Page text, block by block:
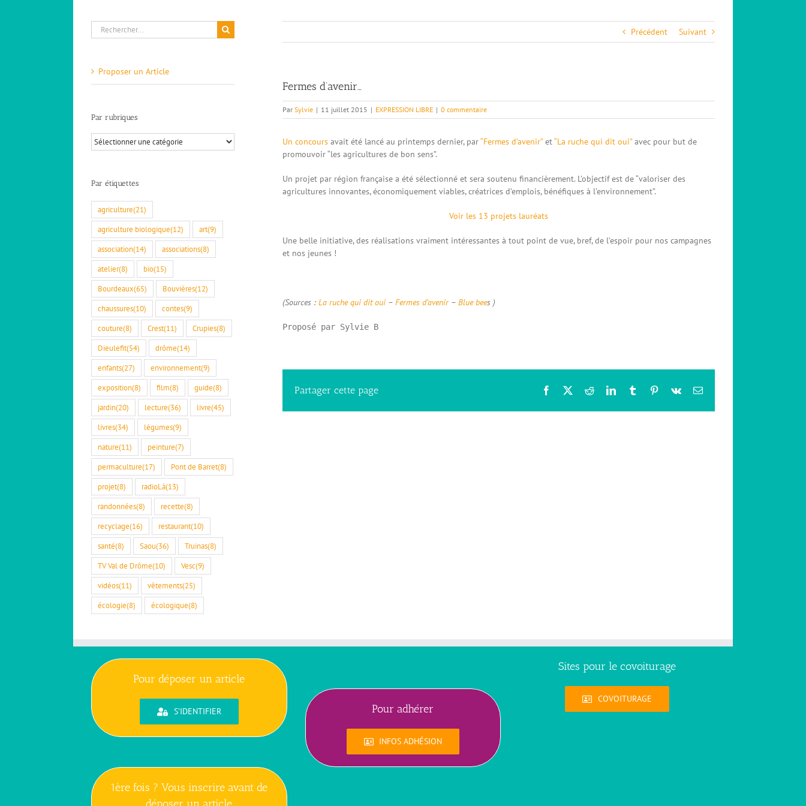
Précédent Suivant
Fermes d’avenir…
ParSylvie | 11 juillet 2015 | EXPRESSION LIBRE | 0 commentaire
Un concours avait été lancé au printemps dernier, par“Fermes d’avenir”et“La ruche qui dit oui”avec pour but de
promouvoir “les agricultures de bon sens”.
Un projet par région française a été sélectionné et sera soutenu financièrement. L’objectif est de “valoriser des
agricultures innovantes, économiquement viables, créatrices d’emplois, bénéfiques à l’environnement”.
Voir les 13 projets lauréats
Une belle initiative, des réalisations vraiment intéressantes à tout point de vue, bref, de l’espoir pour nos campagnes
et nos jeunes !
(Sources :La ruche qui dit oui –Fermes d’avenir–Blue bees )
Proposé par Sylvie B
Partager cette page Facebook RedditLinkedInTumblr Pinterest
Vk Email
Rechercher:
Proposer un Article
Par rubriques
Par
rubriques
Par étiquettes
agriculture(21)
agriculture biologique(12) art(9)
association(14) associations(8)
atelier(8) bio(15)
Bourdeaux(65) Bouvières(12)
chaussures(10) contes(9)
couture(8) Crest(11) Crupies(8)
Dieulefit(54) drôme(14)
enfants(27) environnement(9)
exposition(8) film(8) guide(8)
jardin(20) lecture(36) livre(45)
livres(34) légumes(9)
nature(11) peinture(7)
permaculture(17) Pont de Barret(8)
projet(8) radioLà(13)
randonnées(8) recette(8)
recyclage(16) restaurant(10)
santé(8) Saou(36) Truinas(8)
TV Val de Drôme(10) Vesc(9)
vidéos(11) vêtements(25)
écologie(8) écologique(8)
Pour déposer un article
S'IDENTIFIER
1ère fois ? Vous inscrire avant de
Pour adhérer
INFOS ADHÉSION
Sites pour le covoiturage
COVOITURAGE